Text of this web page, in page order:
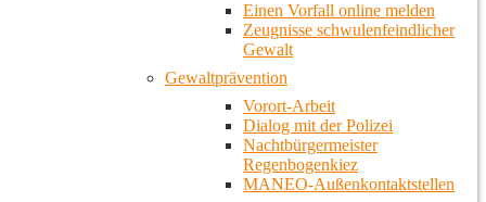
Einen Vorfall online melden
Zeugnisse schwulenfeindlicher
Gewalt
Gewaltprävention
Vorort-Arbeit
Dialog mit der Polizei
Nachtbürgermeister
Regenbogenkiez
MANEO-Außenkontaktstellen